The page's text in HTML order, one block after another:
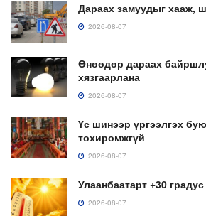
Дараах замуудыг хааж,
2026-08-07
Өнөөдөр дараах
хязгаарлана
2026-08-07
Үс шинээр үргээлгэх
тохиромжгүй
2026-08-07
Улаанбаатарт +30
2026-08-07